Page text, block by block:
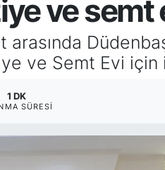
ve
ve Semt Evi
1 DK
SÜRESI